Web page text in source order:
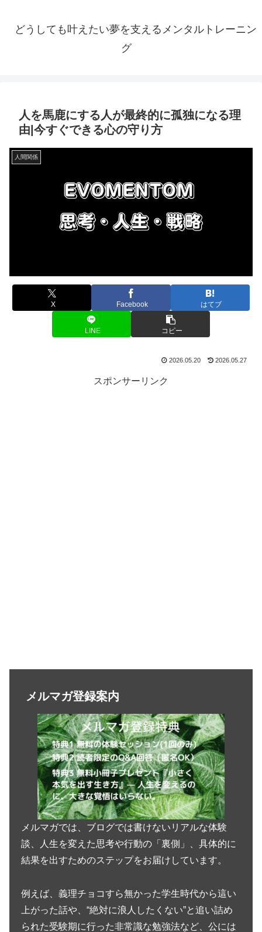
どうしても叶えたい夢を支えるメンタルトレーニン
グ
人を馬鹿にする人が最終的に孤独になる理
由|今すぐできる心の守り方
人間関係
X Facebook はてブ
LINE コピー
2026.05.20 2026.05.27
スポンサーリンク
メルマガ登録案内
メルマガでは、ブログでは書けないリアルな体験
談、人生を変えた思考や行動の「裏側」、具体的に
結果を出すためのステップをお届けしています。
例えば、義理チョコすら無かった学生時代から這い
上がった話や、“絶対に浪人したくない”と追い詰め
られた受験期に行った非常識な勉強法など、公には